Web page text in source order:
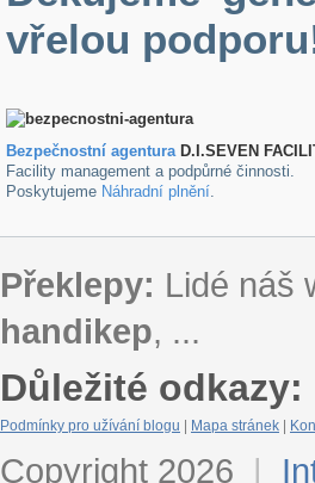
vřelou
Bezpečnostní agenturaD.I.SEVEN
Facility management a podpůrné činnosti.
Poskytujeme Náhradní plnění.
Překlepy: Lidé náš
handikep, ...
Důležité odkazy:
Podmínky pro užívání blogu Mapa stránek
Copyright 2026 |